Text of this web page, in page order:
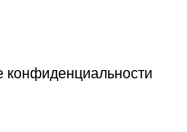
конфиденциальности